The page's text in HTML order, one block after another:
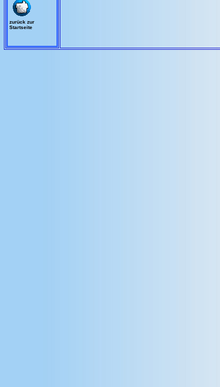
zurück zur
Startseite